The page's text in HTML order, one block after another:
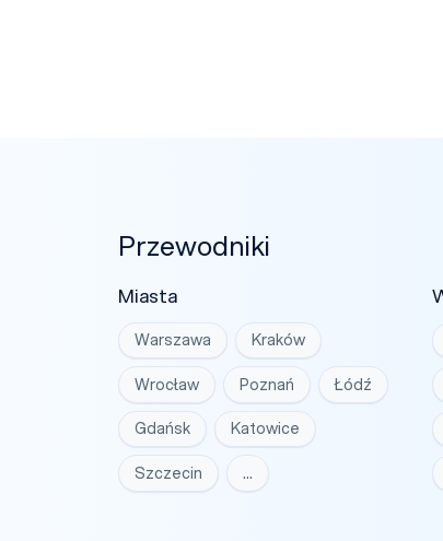
Przewodniki
Miasta
Warszawa Kraków
Wrocław Poznań Łódź
Gdańsk Katowice
Szczecin …